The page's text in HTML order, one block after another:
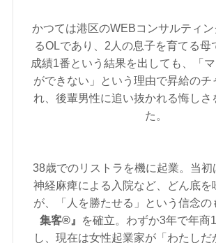
かつては港区のWEBコンサルティ
るOLであり、2人の息子を育てる母
成績1番という結果を出しても、「
ができない」という理由で昇給のチ
れ、後輩男性に追い抜かれる悔しさ
た。
38歳でのリストラを機に起業。当初
神経麻痺による入院など、どん底を
が、「人を勝たせる」という信念の
集客®』
を確立。わずか3年で年商
し、現在は女性起業家が「わたしだ